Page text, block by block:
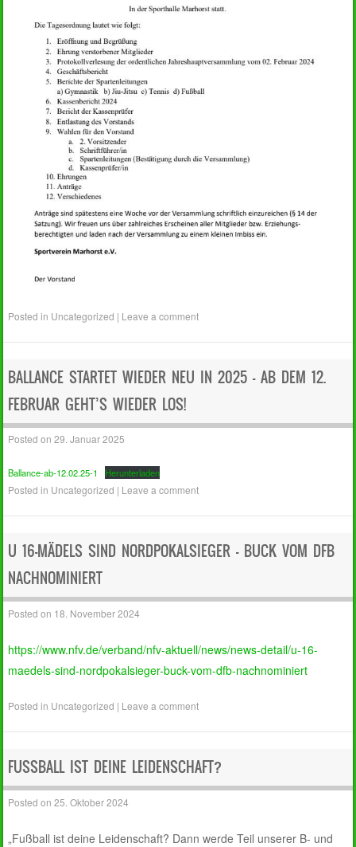
Posted in Uncategorized | Leave a comment
BALLANCE STARTET WIEDER NEU IN 2025 – AB DEM 12.
FEBRUAR GEHT’S WIEDER LOS!
Posted on29. Januar 2025
Ballance-ab-12.02.25-1 Herunterladen
Posted in Uncategorized | Leave a comment
U 16-MÄDELS SIND NORDPOKALSIEGER – BUCK VOM DFB
NACHNOMINIERT
Posted on 18. November 2024
https://www.nfv.de/verband/nfv-aktuell/news/news-detail/u-16-
maedels-sind-nordpokalsieger-buck-vom-dfb-nachnominiert
Posted in Uncategorized | Leave a comment
FUSSBALL IST DEINE LEIDENSCHAFT?
Posted on25. Oktober 2024
„Fußball ist deine Leidenschaft? Dann werde Teil unserer B- und